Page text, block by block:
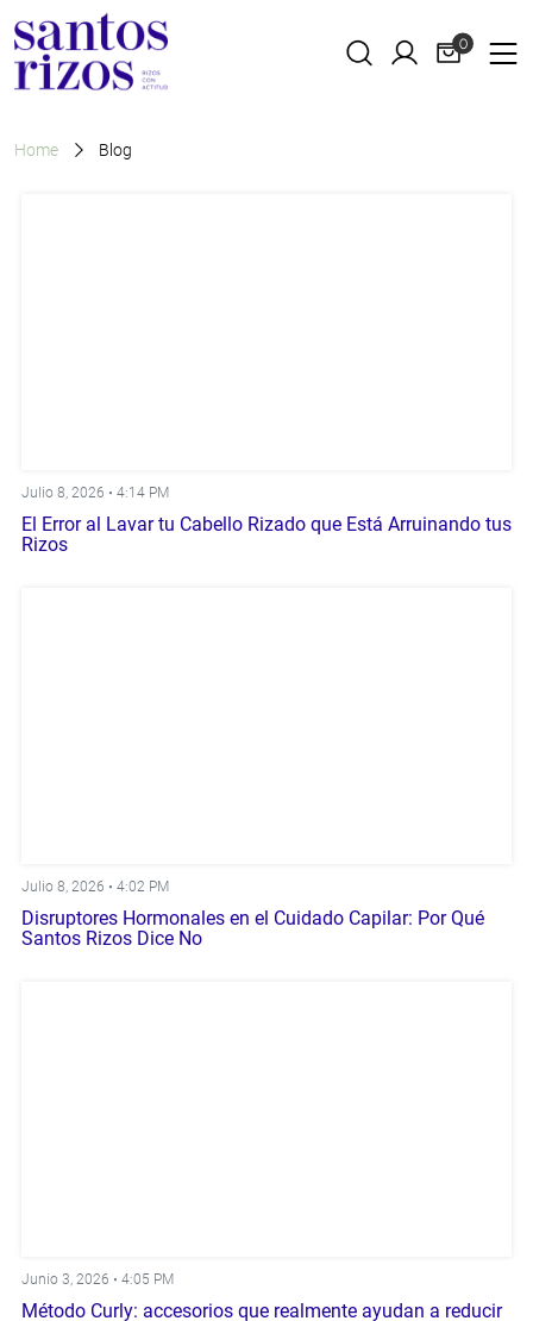
0
Home Blog
Julio 8, 2026 • 4:14 PM
El Error al Lavar tu Cabello Rizado que Está Arruinando tus
Rizos
Julio 8, 2026 • 4:02 PM
Disruptores Hormonales en el Cuidado Capilar: Por Qué
Santos Rizos Dice No
Junio 3, 2026 • 4:05 PM
Método Curly: accesorios que realmente ayudan a reducir